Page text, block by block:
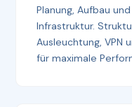
Planung, Aufbau
Infrastruktur.
Ausleuchtung, VPN
für maximale